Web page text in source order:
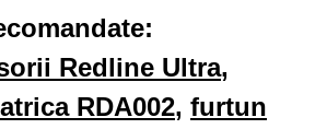
Redline Ultra,
RDA002, furtun